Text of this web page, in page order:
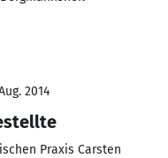
2014
Praxis Carsten